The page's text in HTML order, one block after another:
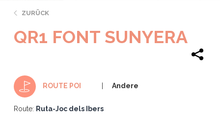
ZURÜCK
QR1 FONT SUNYERA
ROUTE POI Andere
Route: Ruta-Joc dels Ibers